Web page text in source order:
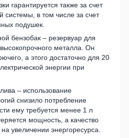
гарантируется также за счет
системы, в том числе за счет
подушек.
бензобак – резервуар для
металла. Он
а этого достаточно для 20
энергии при
– использование
снизило потребление
ему требуется менее 1 л
мощность, а качество
увеличении энергоресурса.